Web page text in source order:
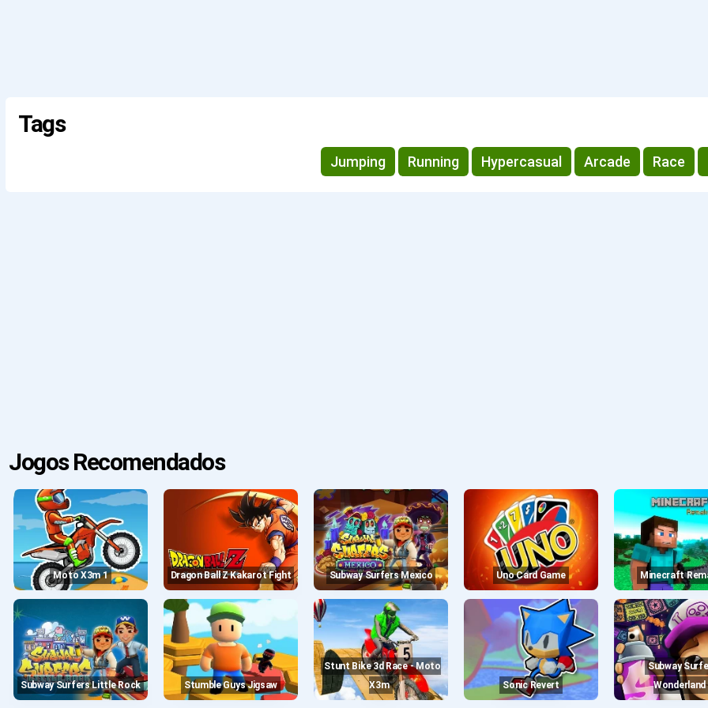
Tags
Jumping Running Hypercasual Arcade Race
Jogos Recomendados
Moto X3m 1 Dragon Ball Z Kakarot Fight Subway Surfers Mexico Uno Card Game Minecraft
Subway Surfers Little Rock Stumble Guys Jigsaw
Stunt Bike 3d Race - Moto
X3m
Sonic Revert
Subway Surfers
Wonderland